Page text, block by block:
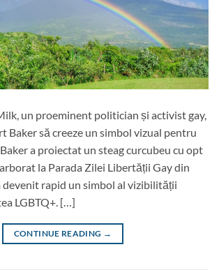
un proeminent politician și activist gay,
Baker să creeze un simbol vizual pentru
a proiectat un steag curcubeu cu opt
la Parada Zilei Libertății Gay din
devenit rapid un simbol al vizibilității
LGBTQ+. […]
CONTINUE READING →